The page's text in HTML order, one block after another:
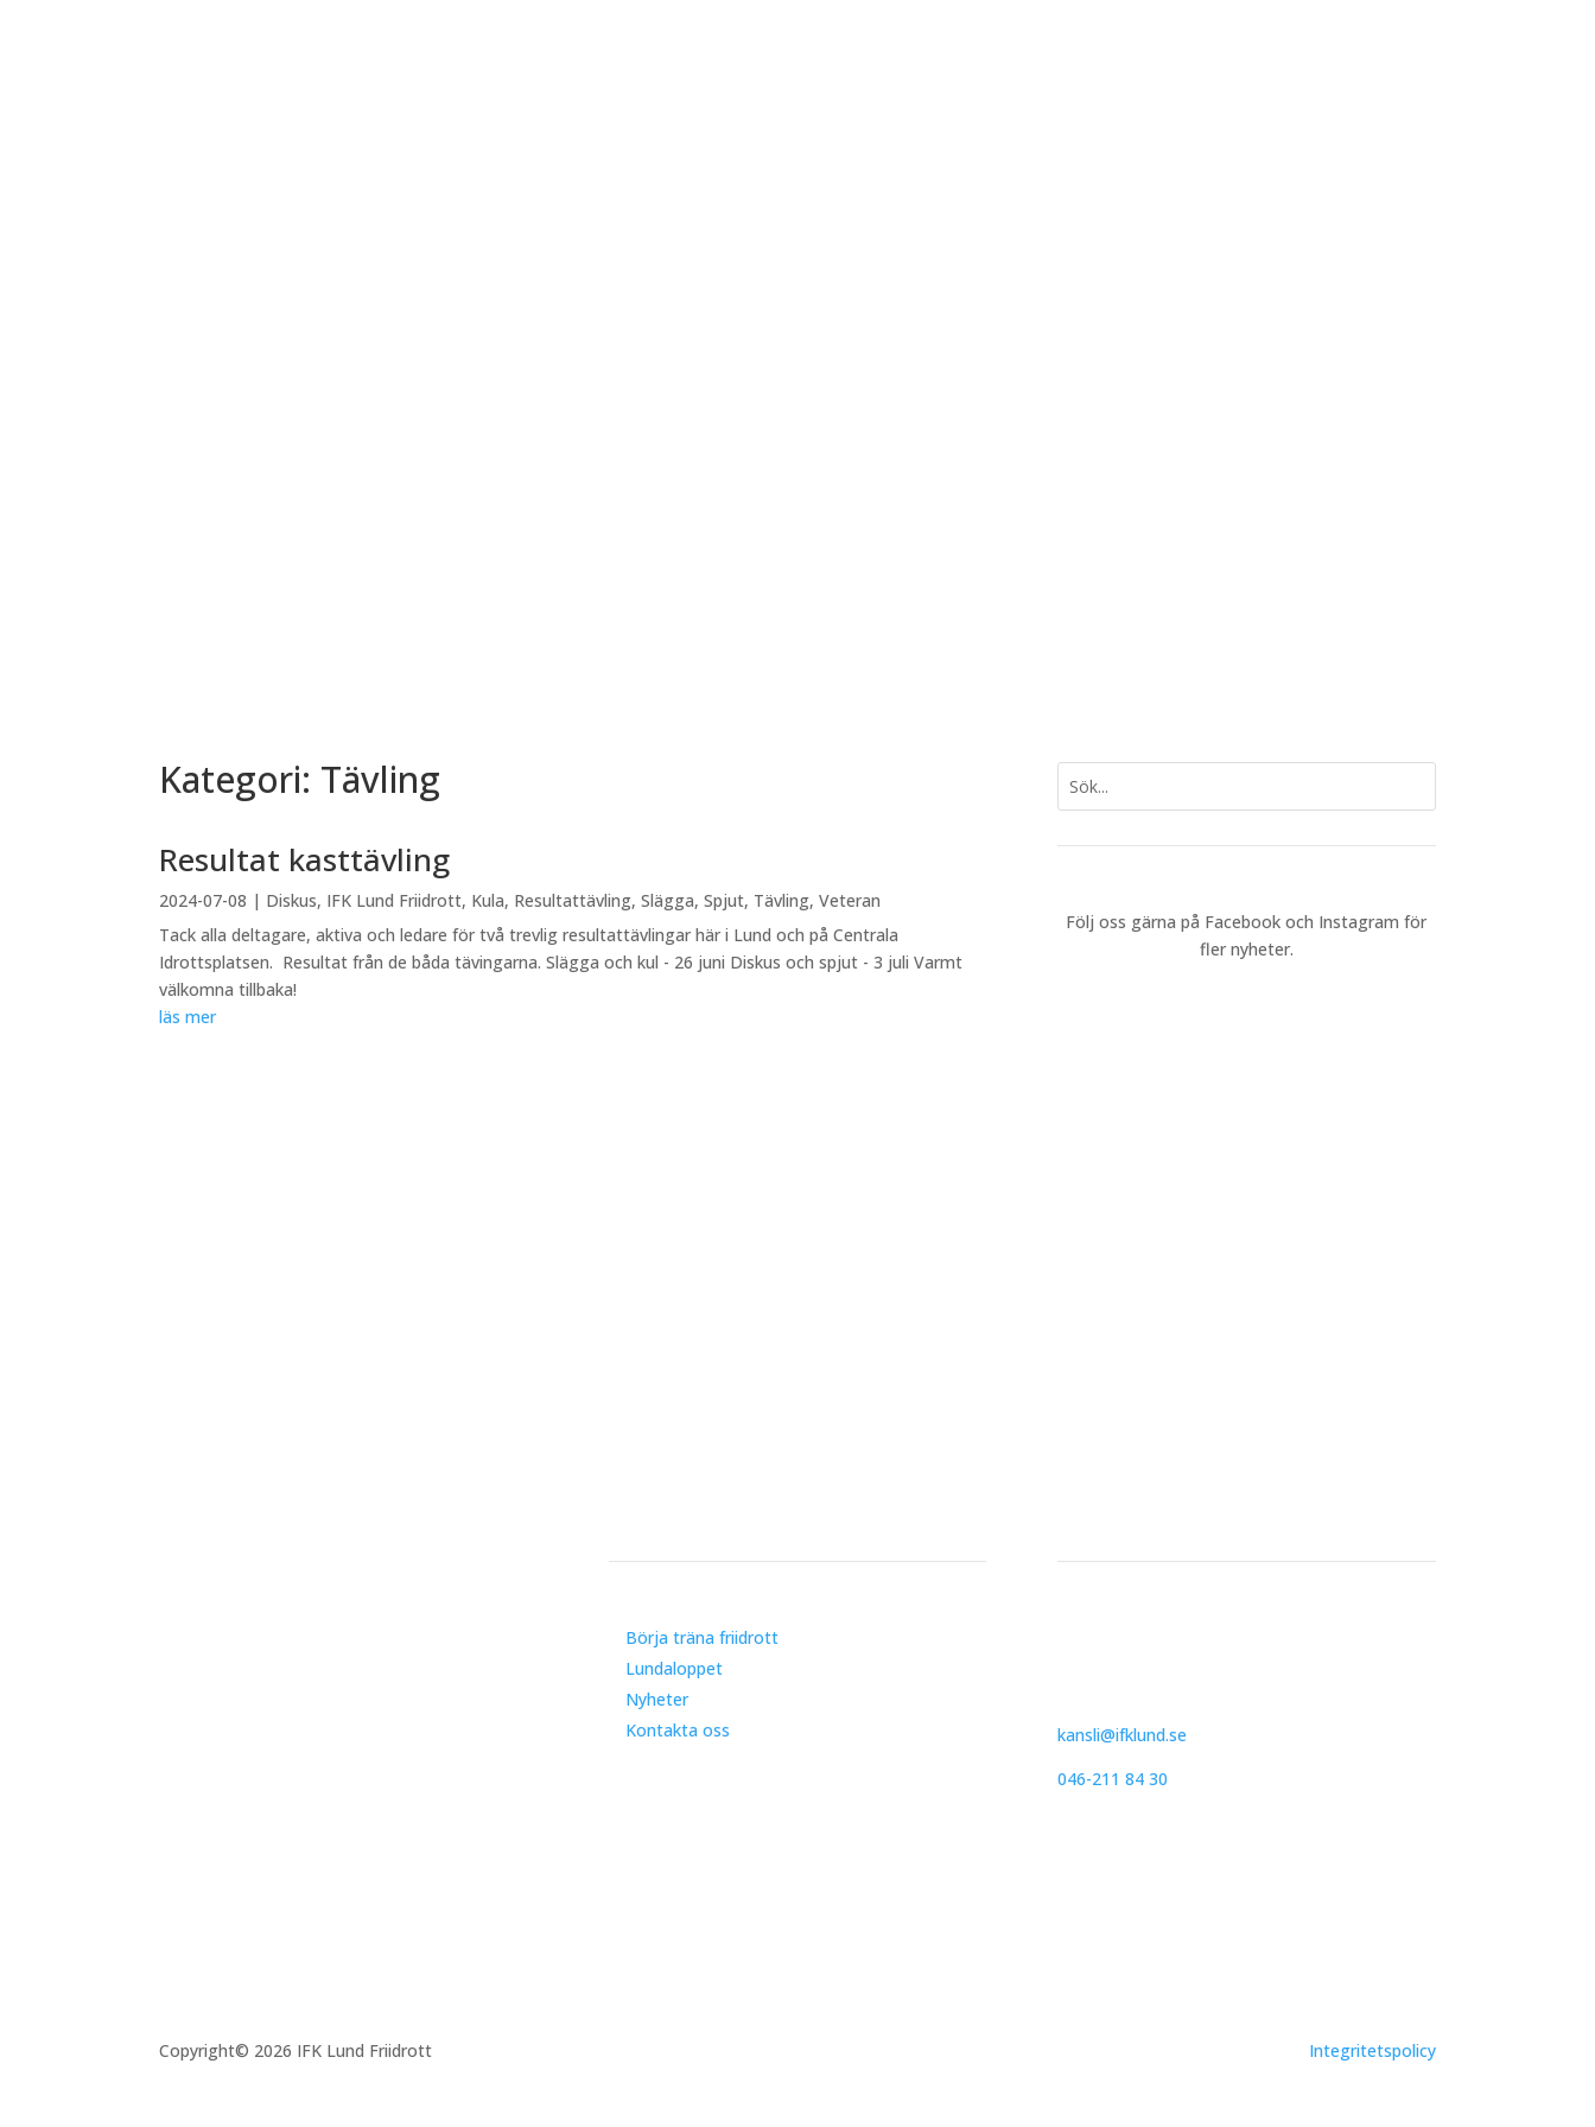
Kategori: Tävling
Resultat kasttävling
2024-07-08 | Diskus, IFK Lund Friidrott, Kula, Resultattävling,Slägga,Spjut, Tävling,Veteran
Tack alla deltagare, aktiva och ledare för två trevlig resultattävlingar här i Lund och på Centrala
Idrottsplatsen. Resultat från de båda tävingarna. Slägga och kul - 26 juni Diskus och spjut - 3 juli Varmt
välkomna tillbaka!
läs mer
Följ oss gärna på Facebook och Instagram för
fler nyheter.
Börja träna friidrott
Lundaloppet
Nyheter
Kontakta oss
kansli@ifklund.se
046-211 84 30
Copyright© 2026 IFK Lund Friidrott Integritetspolicy